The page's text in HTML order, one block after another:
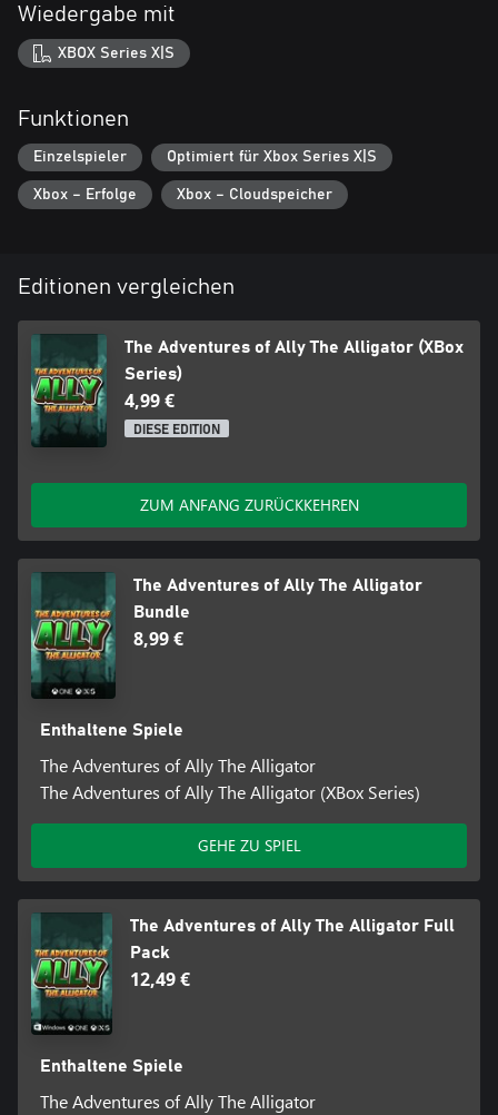
Wiedergabe mit
XBOX Series X|S
Funktionen
Einzelspieler Optimiert für Xbox Series X|S
Xbox – Erfolge Xbox – Cloudspeicher
Editionen vergleichen
The Adventures of Ally The Alligator (XBox
Series)
4,99 €
DIESE EDITION
ZUM ANFANG ZURÜCKKEHREN
The Adventures of Ally The Alligator
Bundle
8,99 €
Enthaltene Spiele
The Adventures of Ally The Alligator
The Adventures of Ally The Alligator (XBox Series)
GEHE ZU SPIEL
The Adventures of Ally The Alligator Full
Pack
12,49 €
Enthaltene Spiele
The Adventures of Ally The Alligator